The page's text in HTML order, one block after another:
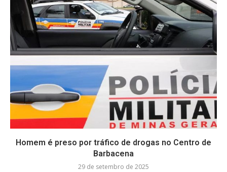
Homem é preso por tráfico de drogas no Centro de
Barbacena
29 de setembro de 2025